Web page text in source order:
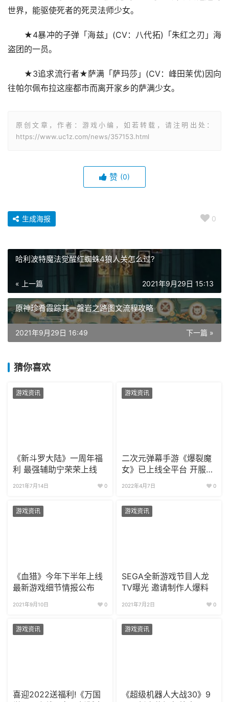
世界，能驱使死者的死灵法师少女。
★4暴冲的子弹「海兹」(CV：八代拓)「朱红之刃」海
盗团的一员。
★3追求流行者★萨满「萨玛莎」(CV：峰田茉优)因向
往帕尔佩布拉这座都市而离开家乡的萨满少女。
原创文章，作者：游戏小编，如若转载，请注明出处：
https://www.uc1z.com/news/357153.html
赞 (0)
0
生成海报
哈利波特魔法觉醒红蜘蛛4狼人关怎么过?
« 上一篇 2021年9月29日 15:13
原神珍肴霞踪其一磐岩之路图文流程攻略
下一篇 »
2021年9月29日 16:49
猜你喜欢
游戏资讯
《新斗罗大陆》一周年福
利 最强辅助宁荣荣上线
2021年7月14日 0
游戏资讯
二次元弹幕手游《爆裂魔
女》已上线全平台 开服福
2022年4月7日 0
游戏资讯
《血猎》今年下半年上线
最新游戏细节情报公布
2021年9月10日 0
游戏资讯
SEGA全新游戏节目人龙
TV曝光 邀请制作人爆料
2021年7月2日 0
游戏资讯
喜迎2022送福利!《万国
游戏资讯
《超级机器人大战30》9